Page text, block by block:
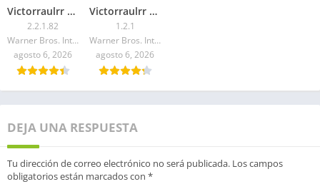
Victorraulrr Apps – Descargar LEGO Jurassic World APK 2026
2.2.1.82
Warner Bros. International Enterprises
agosto 6, 2026
Victorraulrr – Descargar Mortal Kombat Mod APK 2026: Para Android
1.2.1
Warner Bros. International Enterprises
agosto 6, 2026
DEJA UNA RESPUESTA
Tu dirección de correo electrónico no será publicada. Los campos
obligatorios están marcados con *